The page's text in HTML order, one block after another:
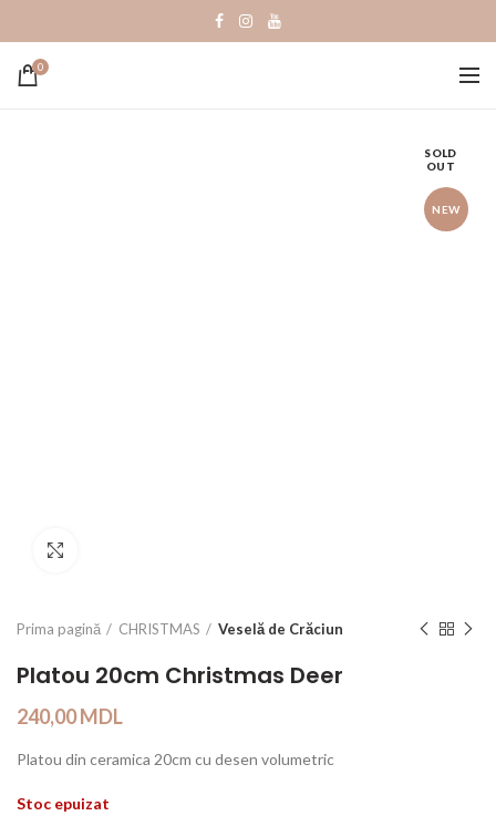
0
SOLD
OUT
NEW
Prima pagină CHRISTMAS Veselă de Crăciun
Platou 20cm Christmas Deer
240,00MDL
Platou din ceramica 20cm cu desen volumetric
Stoc epuizat